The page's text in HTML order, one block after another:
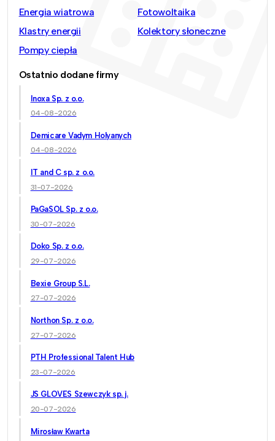
Energia wiatrowa
Fotowoltaika
Klastry energii
Kolektory słoneczne
Pompy ciepła
Ostatnio dodane firmy
Inoxa Sp. z o.o.
04-08-2026
Demicare Vadym Holyanych
04-08-2026
IT and C sp. z o.o.
31-07-2026
PaGaSOL Sp. z o.o.
30-07-2026
Doko Sp. z o.o.
29-07-2026
Bexie Group S.L.
27-07-2026
Northon Sp. z o.o.
27-07-2026
PTH Professional Talent Hub
23-07-2026
JS GLOVES Szewczyk sp. j.
20-07-2026
Mirosław Kwarta